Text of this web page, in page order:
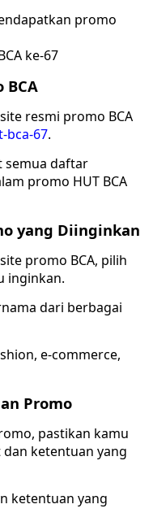
promo
ke-67
BCA
resmi promo BCA
bca-67.
semua daftar
promo HUT BCA
yang Diinginkan
promo BCA, pilih
inginkan.
dari berbagai
e-commerce,
Promo
pastikan kamu
ketentuan yang
ketentuan yang